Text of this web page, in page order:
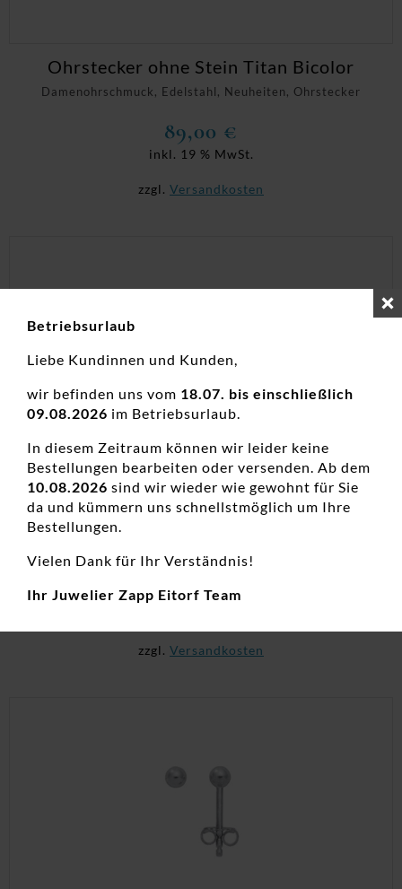
Damenohrschmuck, Edelstahl, Neuheiten, Ohrstecker
Ohrstecker ohne Stein Titan Bicolor
89,00 €
inkl. 19 % MwSt.
zzgl. Versandkosten
Ohrboutons 925 Ag
95,00€
zzgl. Versandkosten
Betriebsurlaub
Liebe Kundinnen und Kunden,
wir befinden uns vom 18.07. bis einschließlich
09.08.2026 im Betriebsurlaub.
In diesem Zeitraum können wir leider keine
Bestellungen bearbeiten oder versenden. Ab dem
10.08.2026 sind wir wieder wie gewohnt für Sie
da und kümmern uns schnellstmöglich um Ihre
Bestellungen.
Vielen Dank für Ihr Verständnis!
Ihr Juwelier Zapp Eitorf Team